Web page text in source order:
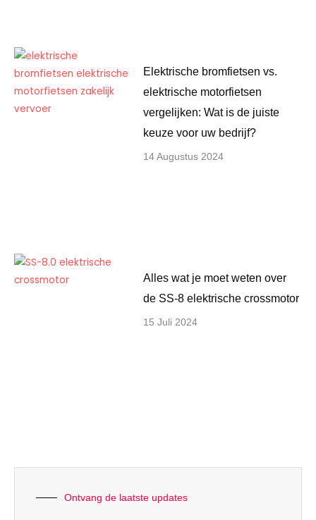
Elektrische bromfietsen vs.
elektrische motorfietsen
vergelijken: Wat is de juiste
keuze voor uw bedrijf?
14 Augustus 2024
Alles wat je moet weten over
de SS-8 elektrische crossmotor
15 Juli 2024
Ontvang de laatste updates